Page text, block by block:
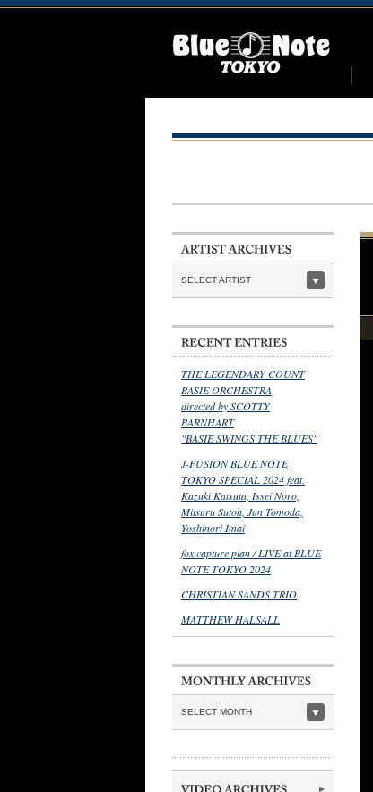
SELECT ARTIST
THE LEGENDARY COUNT
BASIE ORCHESTRA
directed by SCOTTY
BARNHART
"BASIE SWINGS THE BLUES"
J-FUSION BLUE NOTE
TOKYO SPECIAL 2024 feat.
Kazuki Katsuta, Issei Noro,
Mitsuru Sutoh, Jun Tomoda,
Yoshinori Imai
fox capture plan / LIVE at BLUE
NOTE TOKYO 2024
CHRISTIAN SANDS TRIO
MATTHEW HALSALL
SELECT MONTH